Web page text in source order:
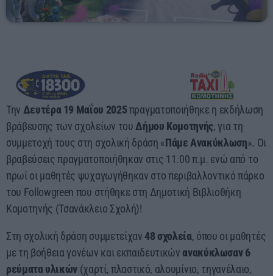
Presented by Giorgos
18:00 - 00:00
Την Δευτέρα 19 Μαΐου 2025πραγματοποιήθηκε η εκδήλωση
βράβευσης των σχολείων του Δήμου Κομοτηνής, για τη
συμμετοχή τους στη σχολική δράση «Πάμε Ανακύκλωση». Οι
βραβεύσεις πραγματοποιήθηκαν στις 11.00 π.μ. ενώ από το
πρωί οι μαθητές ψυχαγωγήθηκαν στο περιβαλλοντικό πάρκο
του Followgreen που στήθηκε στη Δημοτική Βιβλιοθήκη
Κομοτηνής (Τσανάκλειο Σχολή)!
Στη σχολική δράση συμμετείχαν 48 σχολεία, όπου οι μαθητές
με τη βοήθεια γονέων και εκπαιδευτικών ανακύκλωσαν6
ρεύματα υλικών (χαρτί, πλαστικό, αλουμίνιο, τηγανέλαιο,